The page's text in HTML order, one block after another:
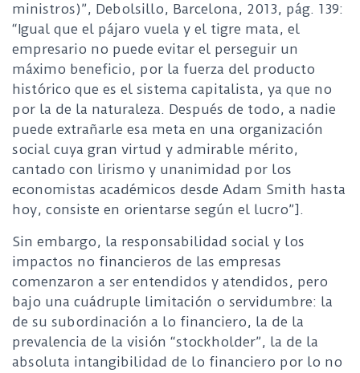
ministros)”, Debolsillo, Barcelona, 2013, pág. 139:
“Igual que el pájaro vuela y el tigre mata, el
empresario no puede evitar el perseguir un
máximo beneficio, por la fuerza del producto
histórico que es el sistema capitalista, ya que no
por la de la naturaleza. Después de todo, a nadie
puede extrañarle esa meta en una organización
social cuya gran virtud y admirable mérito,
cantado con lirismo y unanimidad por los
economistas académicos desde Adam Smith hasta
hoy, consiste en orientarse según el lucro”].
Sin embargo, la responsabilidad social y los
impactos no financieros de las empresas
comenzaron a ser entendidos y atendidos, pero
bajo una cuádruple limitación o servidumbre: la
de su subordinación a lo financiero, la de la
prevalencia de la visión “stockholder”, la de la
absoluta intangibilidad de lo financiero por lo no